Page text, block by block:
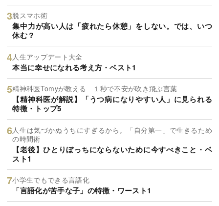
脱スマホ術
集中力が高い人は「疲れたら休憩」をしない。では、いつ
休む？
人生アップデート大全
本当に幸せになれる考え方・ベスト1
精神科医Tomyが教える １秒で不安が吹き飛ぶ言葉
【精神科医が解説】「うつ病になりやすい人」に見られる
特徴・トップ5
人生は気づかぬうちにすぎるから。「自分第一」で生きるため
の時間術
【老後】ひとりぼっちにならないために今すべきこと・ベ
スト1
小学生でもできる言語化
「言語化が苦手な子」の特徴・ワースト1